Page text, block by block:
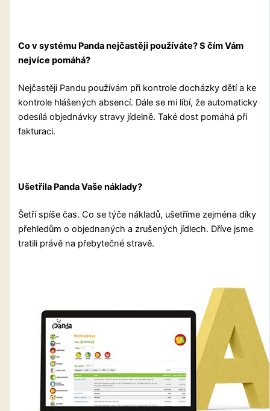
Co v systému Panda nejčastěji používáte? S čím Vám
nejvíce pomáhá?
Nejčastěji Pandu používám při kontrole docházky dětí a ke
kontrole hlášených absencí. Dále se mi líbí, že automaticky
odesílá objednávky stravy jídelně. Také dost pomáhá při
fakturaci.
Ušetřila Panda Vaše náklady?
Šetří spíše čas. Co se týče nákladů, ušetříme zejména díky
přehledům o objednaných a zrušených jídlech. Dříve jsme
tratili právě na přebytečné stravě.